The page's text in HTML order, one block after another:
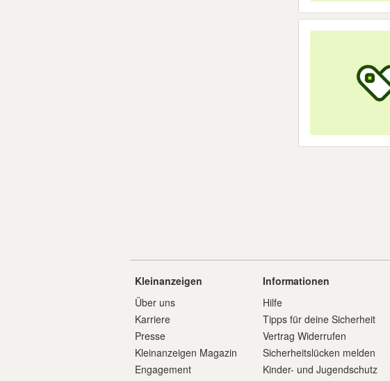
Kleinanzeigen
Über uns
Karriere
Presse
Kleinanzeigen Magazin
Engagement
Informationen
Hilfe
Tipps für deine Sicherheit
Vertrag Widerrufen
Sicherheitslücken melden
Kinder- und Jugendschutz